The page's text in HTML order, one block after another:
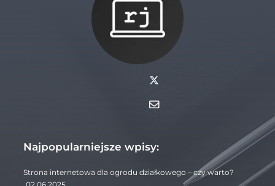
Najpopularniejsze wpisy:
Strona internetowa dla ogrodu działkowego – czy warto?